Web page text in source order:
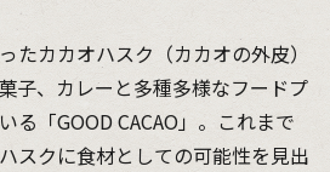
たカカオハスク（カカオの外皮）
子、カレーと多種多様なフードプ
る「GOOD CACAO」。これまで
スクに食材としての可能性を見出